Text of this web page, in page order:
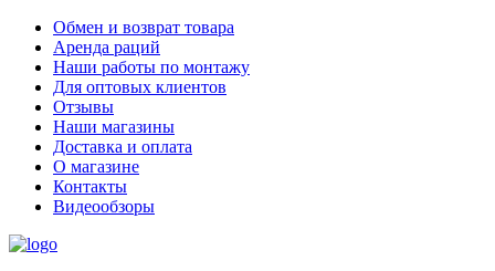
Обмен и возврат товара
Аренда раций
Наши работы по монтажу
Для оптовых клиентов
Отзывы
Наши магазины
Доставка и оплата
О магазине
Контакты
Видеообзоры